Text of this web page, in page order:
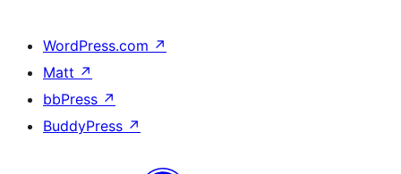
WordPress.com ↗
Matt ↗
bbPress ↗
BuddyPress ↗